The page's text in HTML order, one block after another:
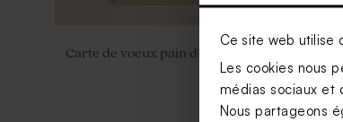
Ce site web utilise
Les cookies nous
médias sociaux et
Nous partageons
Carte de voeux pain d'épice